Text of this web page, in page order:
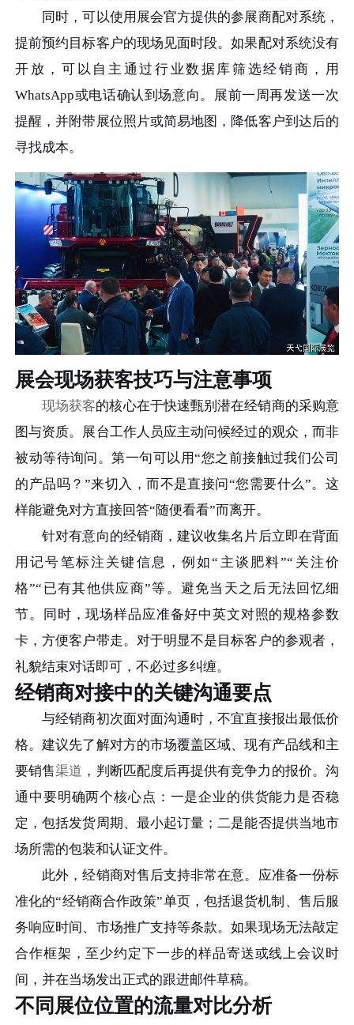
同时，可以使用展会官方提供的参展商配对系统，
提前预约目标客户的现场见面时段。如果配对系统没有
开放，可以自主通过行业数据库筛选经销商，用
WhatsApp或电话确认到场意向。展前一周再发送一次
提醒，并附带展位照片或简易地图，降低客户到达后的
寻找成本。
展会现场获客技巧与注意事项
现场获客的核心在于快速甄别潜在经销商的采购意
图与资质。展台工作人员应主动问候经过的观众，而非
被动等待询问。第一句可以用“您之前接触过我们公司
的产品吗？”来切入，而不是直接问“您需要什么”。这
样能避免对方直接回答“随便看看”而离开。
针对有意向的经销商，建议收集名片后立即在背面
用记号笔标注关键信息，例如“主谈肥料”“关注价
格”“已有其他供应商”等。避免当天之后无法回忆细
节。同时，现场样品应准备好中英文对照的规格参数
卡，方便客户带走。对于明显不是目标客户的参观者，
礼貌结束对话即可，不必过多纠缠。
经销商对接中的关键沟通要点
与经销商初次面对面沟通时，不宜直接报出最低价
格。建议先了解对方的市场覆盖区域、现有产品线和主
要销售渠道 ，判断匹配度后再提供有竞争力的报价。沟
通中要明确两个核心点：一是企业的供货能力是否稳
定，包括发货周期、最小起订量；二是能否提供当地市
场所需的包装和认证文件。
此外，经销商对售后支持非常在意。应准备一份标
准化的“经销商合作政策”单页，包括退货机制、售后服
务响应时间、市场推广支持等条款。如果现场无法敲定
合作框架，至少约定下一步的样品寄送或线上会议时
间，并在当场发出正式的跟进邮件草稿。
不同展位位置的流量对比分析